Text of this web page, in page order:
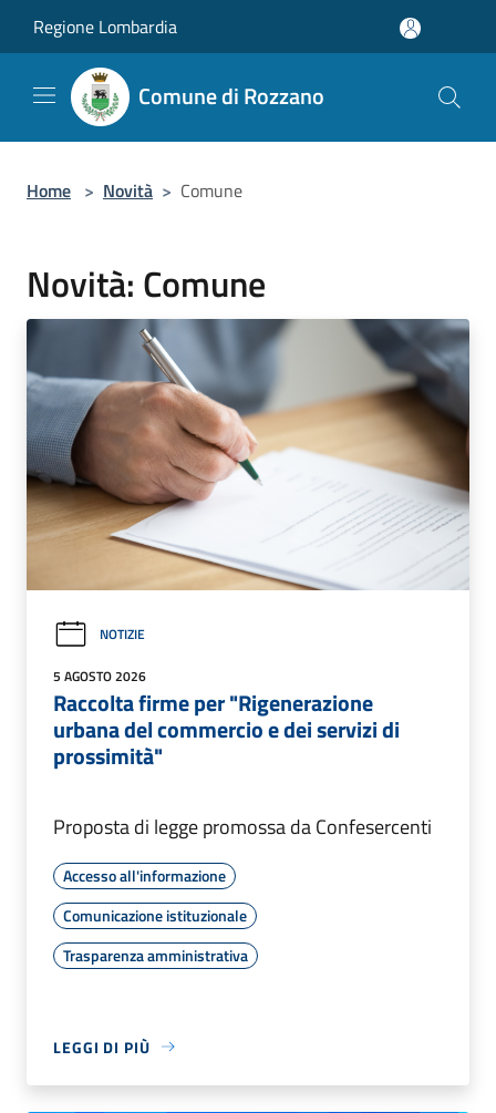
Regione Lombardia
Comune di Rozzano
Home > Novità > Comune
Novità: Comune
NOTIZIE
5 AGOSTO 2026
Raccolta firme per "Rigenerazione
urbana del commercio e dei servizi di
prossimità"
Proposta di legge promossa da Confesercenti
Accesso all'informazione
Comunicazione istituzionale
Trasparenza amministrativa
LEGGI DI PIÙ